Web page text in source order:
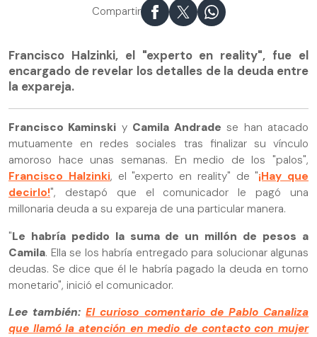
Compartir
Francisco Halzinki, el "experto en reality", fue el
encargado de revelar los detalles de la deuda entre
la expareja.
Francisco Kaminski y Camila Andrade se han atacado
mutuamente en redes sociales tras finalizar su vínculo
amoroso hace unas semanas. En medio de los "palos",
Francisco Halzinki, el "experto en reality" de "¡Hay que
decirlo!", destapó que el comunicador le pagó una
millonaria deuda a su expareja de una particular manera.
"Le habría pedido la suma de un millón de pesos a
Camila. Ella se los habría entregado para solucionar algunas
deudas. Se dice que él le habría pagado la deuda en torno
monetario", inició el comunicador.
Lee también:El curioso comentario de Pablo Canaliza
que llamó la atención en medio de contacto con mujer